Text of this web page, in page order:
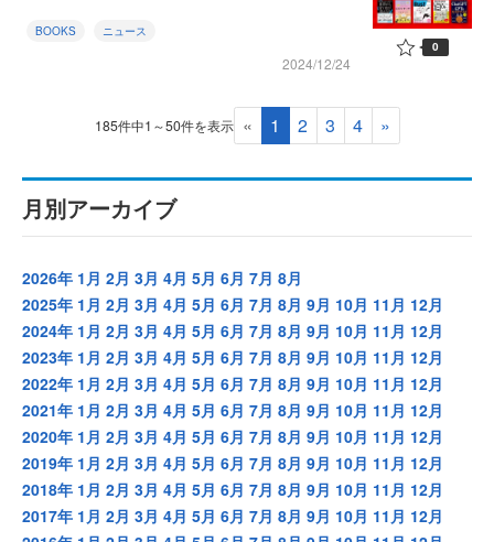
BOOKS ニュース
2024/12/24
0
185件中1～50件を表示 « 1 2 3 4 »
月別アーカイブ
2026年 1月 2月 3月 4月 5月 6月 7月 8月
2025年 1月 2月 3月 4月 5月 6月 7月 8月 9月 10月 11月 12月
2024年 1月 2月 3月 4月 5月 6月 7月 8月 9月 10月 11月 12月
2023年 1月 2月 3月 4月 5月 6月 7月 8月 9月 10月 11月 12月
2022年 1月 2月 3月 4月 5月 6月 7月 8月 9月 10月 11月 12月
2021年 1月 2月 3月 4月 5月 6月 7月 8月 9月 10月 11月 12月
2020年 1月 2月 3月 4月 5月 6月 7月 8月 9月 10月 11月 12月
2019年 1月 2月 3月 4月 5月 6月 7月 8月 9月 10月 11月 12月
2018年 1月 2月 3月 4月 5月 6月 7月 8月 9月 10月 11月 12月
2017年 1月 2月 3月 4月 5月 6月 7月 8月 9月 10月 11月 12月